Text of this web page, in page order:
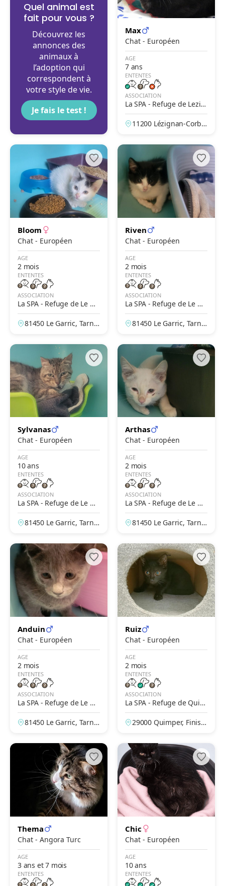
Quel animal est
fait pour vous ?
Découvrez les
annonces des
animaux à
l’adoption qui
correspondent à
votre style de vie.
Je fais le test !
Max
Chat - Européen
AGE
7 ans
ENTENTES
ASSOCIATION
La SPA - Refuge de Lezig
nan Corbières
11200 Lézignan-Corbiè
Bloom
Chat - Européen
AGE
2 mois
ENTENTES
ASSOCIATION
La SPA - Refuge de Le Ga
rric – Albi
81450 Le Garric, Tarn,
Riven
Chat - Européen
AGE
2 mois
ENTENTES
ASSOCIATION
La SPA - Refuge de Le Ga
rric – Albi
81450 Le Garric, Tarn,
Sylvanas
Chat - Européen
AGE
10 ans
ENTENTES
ASSOCIATION
La SPA - Refuge de Le Ga
rric – Albi
81450 Le Garric, Tarn,
Arthas
Chat - Européen
AGE
2 mois
ENTENTES
ASSOCIATION
La SPA - Refuge de Le Ga
rric – Albi
81450 Le Garric, Tarn,
Anduin
Chat - Européen
AGE
2 mois
ENTENTES
ASSOCIATION
La SPA - Refuge de Le Ga
rric – Albi
81450 Le Garric, Tarn,
Ruiz
Chat - Européen
AGE
2 mois
ENTENTES
ASSOCIATION
La SPA - Refuge de Quim
per – Du Corniguel
29000 Quimper, Finistè
Thema
Chat - Angora Turc
AGE
3 ans et 7 mois
ENTENTES
Chic
Chat - Européen
AGE
10 ans
ENTENTES